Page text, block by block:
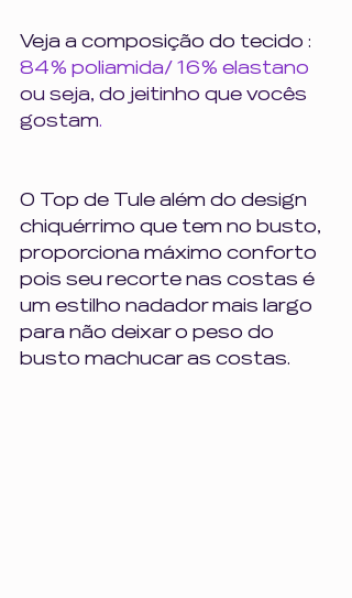
Veja a composição do tecido :
84% poliamida/ 16% elastano
ou seja, do jeitinho que vocês
gostam.
O Top de Tule além do design
chiquérrimo que tem no busto,
proporciona máximo conforto
pois seu recorte nas costas é
um estilho nadador mais largo
para não deixar o peso do
busto machucar as costas.